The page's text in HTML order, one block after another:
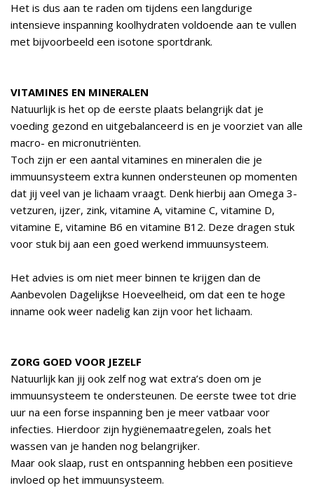
Het is dus aan te raden om tijdens een langdurige
intensieve inspanning koolhydraten voldoende aan te vullen
met bijvoorbeeld een isotone sportdrank.
VITAMINES EN MINERALEN
Natuurlijk is het op de eerste plaats belangrijk dat je
voeding gezond en uitgebalanceerd is en je voorziet van alle
macro- en micronutriënten.
Toch zijn er een aantal vitamines en mineralen die je
immuunsysteem extra kunnen ondersteunen op momenten
dat jij veel van je lichaam vraagt. Denk hierbij aan Omega 3-
vetzuren, ijzer, zink, vitamine A, vitamine C, vitamine D,
vitamine E, vitamine B6 en vitamine B12. Deze dragen stuk
voor stuk bij aan een goed werkend immuunsysteem.
Het advies is om niet meer binnen te krijgen dan de
Aanbevolen Dagelijkse Hoeveelheid, om dat een te hoge
inname ook weer nadelig kan zijn voor het lichaam.
ZORG GOED VOOR JEZELF
Natuurlijk kan jij ook zelf nog wat extra’s doen om je
immuunsysteem te ondersteunen. De eerste twee tot drie
uur na een forse inspanning ben je meer vatbaar voor
infecties. Hierdoor zijn hygiënemaatregelen, zoals het
wassen van je handen nog belangrijker.
Maar ook slaap, rust en ontspanning hebben een positieve
invloed op het immuunsysteem.